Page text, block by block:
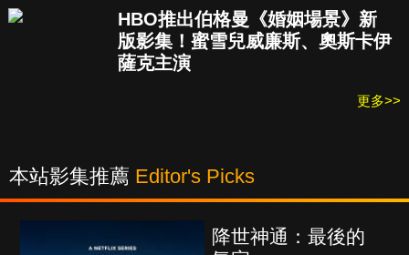
HBO推出伯格曼《婚姻場景》新
版影集！蜜雪兒威廉斯、奧斯卡伊
薩克主演
更多>>
本站影集推薦 Editor's Picks
海上